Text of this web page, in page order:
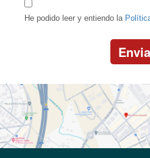
He podido leer y entiendo la